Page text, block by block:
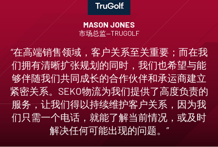
MASON JONES
市场总监—TRUGOLF
“在高端销售领域，客户关系至关重要；而在我
们拥有清晰扩张规划的同时，我们也希望与能
够伴随我们共同成长的合作伙伴和承运商建立
紧密关系。SEKO物流为我们提供了高度负责的
服务，让我们得以持续维护客户关系，因为我
们只需一个电话，就能了解当前情况，或及时
解决任何可能出现的问题。”